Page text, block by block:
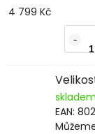
4 799 Kč
skladem
EAN: